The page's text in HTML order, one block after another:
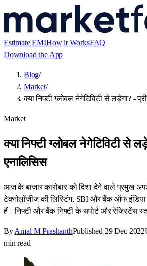
Estimate EMIHow it WorksFAQ
Download the App
Blog/
Market/
क्या निफ्टी ग्लोबल नेगेटिविटी से लड़ेगा? -
Market
क्या निफ्टी ग्लोबल नेगेटिविटी से
एनालिसिस
आज के बाजार कारोबार को दिशा देने वाले प्रमुख
टेक्नोलॉजीज की लिस्टिंग, SBI और बैंक ऑफ
हैं। निफ्टी और बैंक निफ्टी के सपोर्ट और रेजिस्टेंस
ByAmal M PrashanthPublished 29 Dec 2022
min read